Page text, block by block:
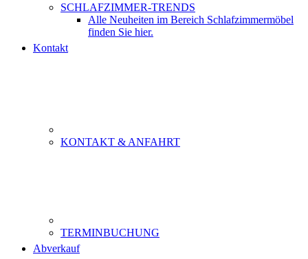
SCHLAFZIMMER-TRENDS
Alle Neuheiten im Bereich Schlafzimmermöbel
finden Sie hier.
Kontakt
KONTAKT & ANFAHRT
TERMINBUCHUNG
Abverkauf